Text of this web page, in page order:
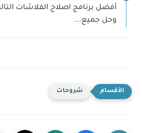
أفضل برنامج اصلاح الفلاشات
وحل جميع...
شروحات